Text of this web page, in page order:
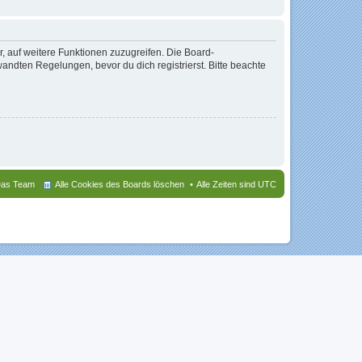
auf weitere Funktionen zuzugreifen. Die Board-
Regelungen, bevor du dich registrierst. Bitte beachte
Alle Zeiten sind UTC
Alle Cookies des Boards löschen
Team